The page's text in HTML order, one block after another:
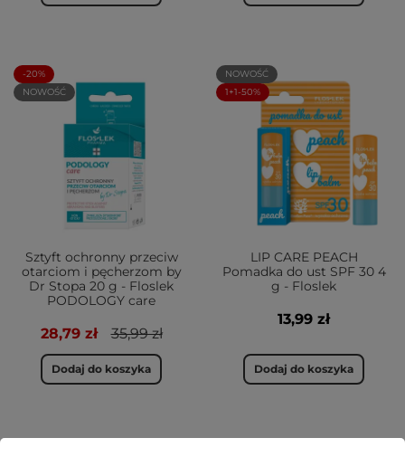
-20%
NOWOŚĆ
Sztyft ochronny przeciw
otarciom i pęcherzom by
Dr Stopa 20 g - Floslek
PODOLOGY care
28,79 zł 35,99 zł
Dodaj do koszyka
NOWOŚĆ
1+1-50%
LIP CARE PEACH
Pomadka do ust SPF 30 4
g - Floslek
13,99 zł
Dodaj do koszyka